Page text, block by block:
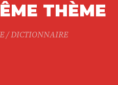
THÈME
/ DICTIONNAIRE